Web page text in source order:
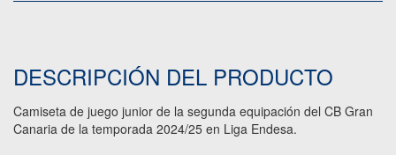
DESCRIPCIÓN DEL PRODUCTO
Camiseta de juego junior de la segunda equipación del CB Gran
Canaria de la temporada 2024/25 en Liga Endesa.